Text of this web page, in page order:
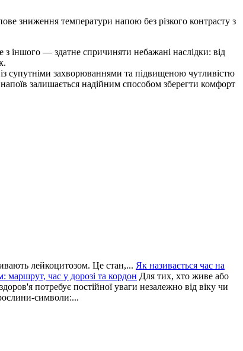
зниження температури напою без різкого контрасту з
іншого — здатне спричиняти небажані наслідки: від
із супутніми захворюваннями та підвищеною чутливістю
залишається надійним способом зберегти комфорт
лейкоцитозом. Це стан,... Як називається час на
маршрут, час у дорозі та кордон Для тих, хто живе або
потребує постійної уваги незалежно від віку чи
символи:...